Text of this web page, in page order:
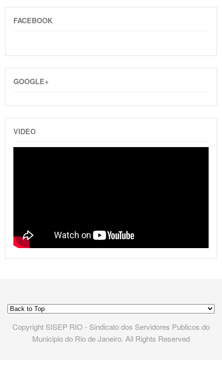
FACEBOOK
GOOGLE+
VIDEO
Copyright SISEP RIO - Sindicato dos Servidores Publicos do
Municipio do Rio de Janeiro. All Rights Reserved